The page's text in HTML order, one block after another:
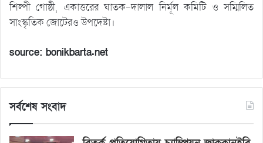
শিল্পী গোষ্ঠী, একাত্তরের ঘাতক-দালাল নির্মূল কমিটি ও সম্মিলিত
সাংস্কৃতিক জোটেরও উপদেষ্টা।
source: bonikbarta.net
সর্বশেষ সংবাদ